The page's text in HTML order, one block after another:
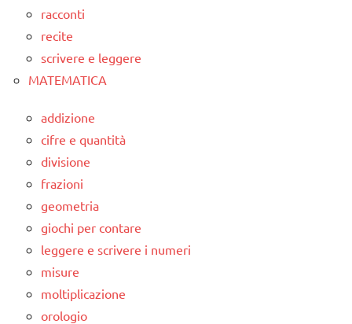
racconti
recite
scrivere e leggere
MATEMATICA
addizione
cifre e quantità
divisione
frazioni
geometria
giochi per contare
leggere e scrivere i numeri
misure
moltiplicazione
orologio